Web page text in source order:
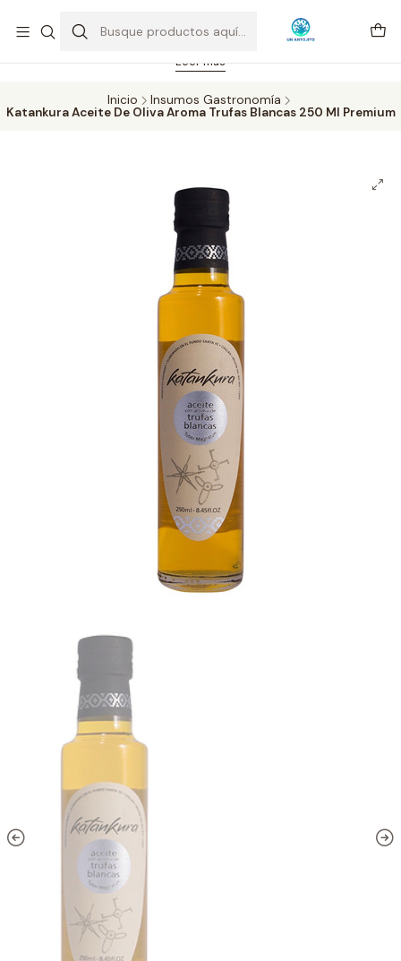
Feriado 21-05-2026 atención hasta las 14 hrs. Envío GRATIS mismo
día solo área Metropolitana Santiago por compras desde CLP 39.900.
Pedidos hasta 16 hrs., sábados y domingos hasta 14 hrs.
Leer más
Inicio
Insumos Gastronomía
Katankura Aceite De Oliva Aroma Trufas Blancas 250 Ml Premium